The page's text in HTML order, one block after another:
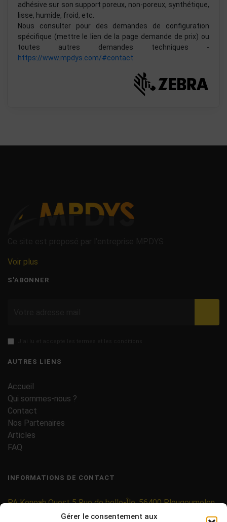
Gérer le consentement aux
adhésive sur son support poreux, non-poreux, synthétique,
lisse, humide, froid, etc.
Nous consulter pour des demandes de configuration
spécifique (mettre le lien de la page demande de prix) ou
toutes autres demandes techniques -
https://www.mpdys.com/#contact
Voir plus
S'ABONNER
AUTRES LIENS
Accueil
Qui sommes-nous ?
Contact
Nos Partenaires
Articles
FAQ
INFORMATIONS DE CONTACT
PA Keneah Ouest 5 Rue de belle-Île, 56400 Plougoumelen